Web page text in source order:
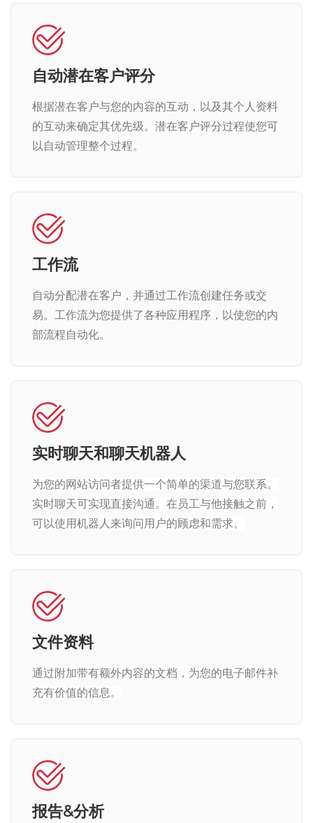
自动潜在客户评分
根据潜在客户与您的内容的互动，以及其个人资料
的互动来确定其优先级。潜在客户评分过程使您可
以自动管理整个过程。
工作流
自动分配潜在客户，并通过工作流创建任务或交
易。工作流为您提供了各种应用程序，以使您的内
部流程自动化。
实时聊天和聊天机器人
为您的网站访问者提供一个简单的渠道与您联系。
实时聊天可实现直接沟通。在员工与他接触之前，
可以使用机器人来询问用户的顾虑和需求。
文件资料
通过附加带有额外内容的文档，为您的电子邮件补
充有价值的信息。
报告&分析